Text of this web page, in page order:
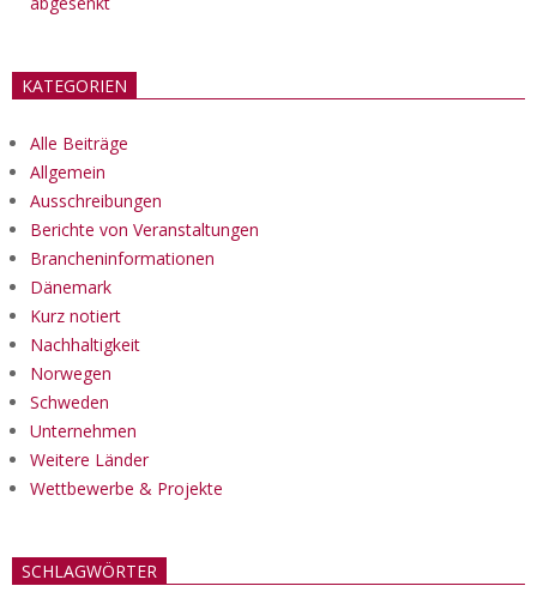
KATEGORIEN
Alle Beiträge
Allgemein
Ausschreibungen
Berichte von Veranstaltungen
Brancheninformationen
Dänemark
Kurz notiert
Nachhaltigkeit
Norwegen
Schweden
Unternehmen
Weitere Länder
Wettbewerbe & Projekte
SCHLAGWÖRTER